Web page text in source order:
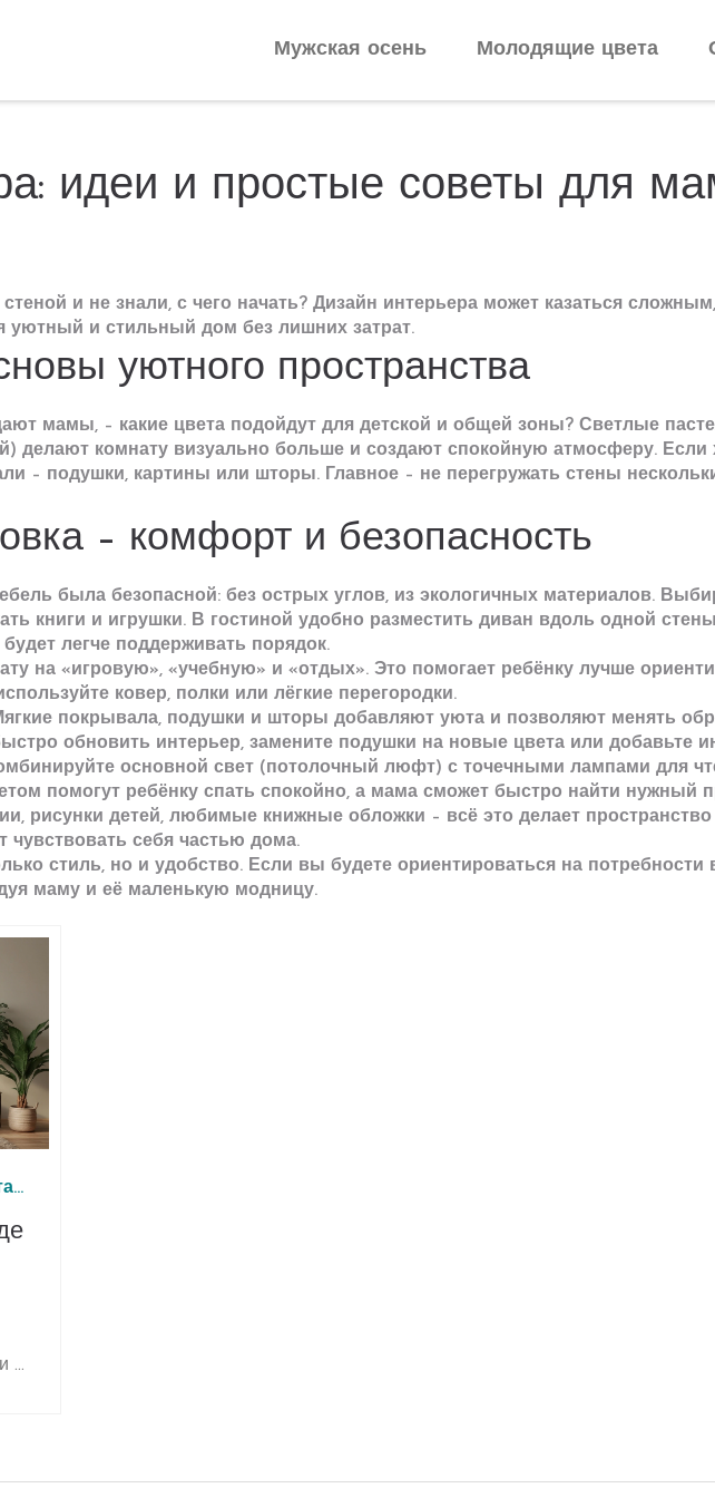
Мужская осень Молодящие цвета
идеи и простые советы для
и не знали, с чего начать? Дизайн интерьера может казаться
уютный и стильный дом без лишних затрат.
уютного пространства
мамы, – какие цвета подойдут для детской и общей зоны? Светлые
делают комнату визуально больше и создают спокойную атмосферу. Если
– подушки, картины или шторы. Главное – не перегружать стены
– комфорт и безопасность
была безопасной: без острых углов, из экологичных материалов.
книги и игрушки. В гостиной удобно разместить диван вдоль одной
легче поддерживать порядок.
на «игровую», «учебную» и «отдых». Это помогает ребёнку лучше
ковер, полки или лёгкие перегородки.
покрывала, подушки и шторы добавляют уюта и позволяют менять
обновить интерьер, замените подушки на новые цвета или добавьте
основной свет (потолочный люфт) с точечными лампами для
помогут ребёнку спать спокойно, а мама сможет быстро найти нужный
рисунки детей, любимые книжные обложки – всё это делает
чувствовать себя частью дома.
стиль, но и удобство. Если вы будете ориентироваться на потребности
маму и её маленькую модницу.
и